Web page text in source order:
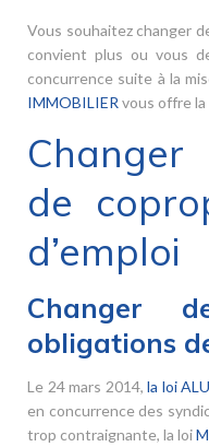
Vous souhaitez changer
convient plus ou vous
concurrence suite à la
IMMOBILIER vous offre la
de
d’emploi
Changer
obligations
Le 24 mars 2014, la loi
en concurrence des
trop contraignante, la loi